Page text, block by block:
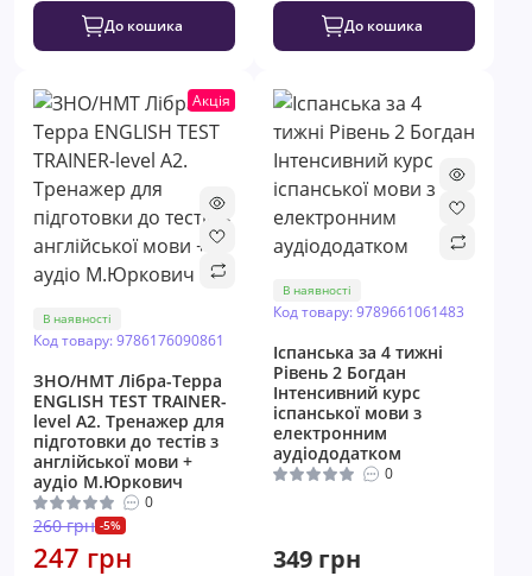
До кошика До кошика
Акція
В наявності
Код товару: 9786176090861
ЗНО/НМТ Лібра-Терра
ENGLISH TEST TRAINER-
level A2. Тренажер для
підготовки до тестів з
англійської мови +
аудіо М.Юркович
0
260 грн -5%
247 грн
В наявності
Код товару: 9789661061483
Іспанська за 4 тижні
Рівень 2 Богдан
Інтенсивний курс
іспанської мови з
електронним
аудіододатком
0
349 грн